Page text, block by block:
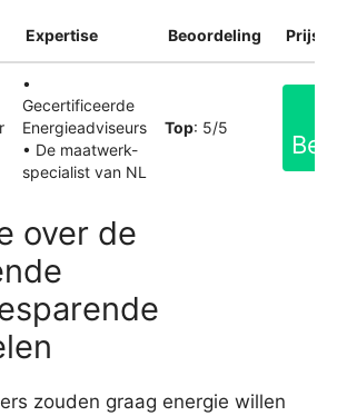
Expertise Beoordeling
•
Gecertificeerde
Energieadviseurs
• De maatwerk-
specialist van NL
Top: 5/5
over de
zouden graag energie willen